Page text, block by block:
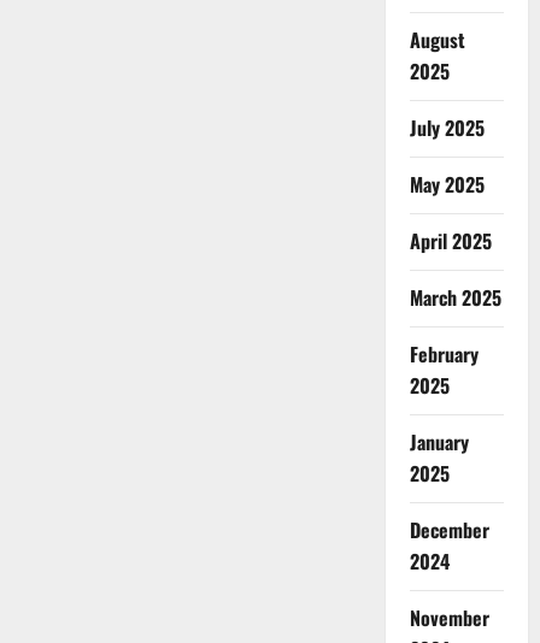
August
2025
July 2025
May 2025
April 2025
March 2025
February
2025
January
2025
December
2024
November